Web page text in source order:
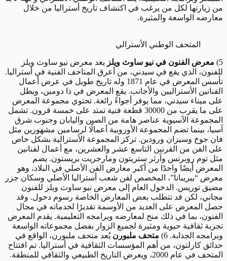
من زيارتها لكل من يرغب في اكتشاف تاريخ أستراليا من خلال
معارضه الواسعة والمثيرة.
المتحف الوطني الأسترالي
5) معرض الفنون في نيو ساوث ويلز يعد معرض نيو ساوث ويلز
للفنون، الذي يقع في سيدني، من أعرق المتاحف الفنية في أستراليا.
تأسس المعرض في عام 1871 وله تاريخ طويل في عرض أعمال
الفنانين الأستراليين والأجانب. يقع المعرض في ذا دومين، ويطل
على ميناء سيدني، مما يوفر أجواءً رائعة. تحتوي مجموعة المعرض
على ما يقرب من 30000 قطعة فنية تمتد على خمسة قرون. تشمل
المجموعة الآسيوية عناصر هامة من الصين واليابان وجنوب شرق
آسيا، بينما تضم المجموعة الأوروبية أعمالًا لرسامين مشهورين مثل
فان جوخ وسيزان ورودين. تركز المجموعة الأسترالية بشكل خاص
على الفن من القرنين التاسع عشر والعشرين، مع أعمال لفنانين
مثل توم روبرتس وآرثر ستريتون ومارجريت بريستون. يضم
المعرض أيضًا واحدًا من أكبر معارض الفن الأصلي في البلاد، وهو
معرض “ييريبانا”، المخصص لفن شعب أستراليا الأصلي وسكان جزر
مضيق توريس. الدخول العام إلى معرض نيو ساوث ويلز للفنون
مجاني، لكن قد تتطلب بعض المعارض الخاصة رسوم دخول. وقد
حصل المعرض على العديد من الأوسمة تقديرًا لخدماته في مجال
الفنون، بما في ذلك منح لمعارضه وبرامجه التعليمية. يقدم المعرض
تجربة ثقافية حيوية ومثيرة لجميع الزوار بفضل مجموعاته الواسعة
وبرامجه الجذابة. 6)
متحف ملبورن يُعد متحف ملبورن، الواقع في
حدائق كارلتون، من أهم المؤسسات الثقافية في أستراليا. تم افتتاح
المتحف في عام 2000، ويعرض التاريخ الطبيعي والثقافي للمنطقة.